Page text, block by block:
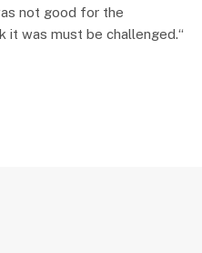
not good for the
it was must be challenged.“